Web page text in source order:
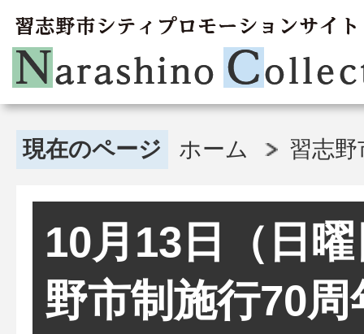
現在のページ ホーム 習志
10月13日（日
野市制施行70